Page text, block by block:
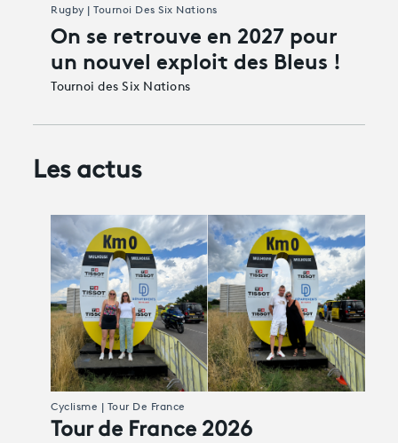
On se retrouve en 2027 pour
un nouvel exploit des Bleus !
Tournoi des Six Nations
Rugby | Tournoi Des Six Nations
Les actus
Cyclisme | Tour De France
Tour de France 2026